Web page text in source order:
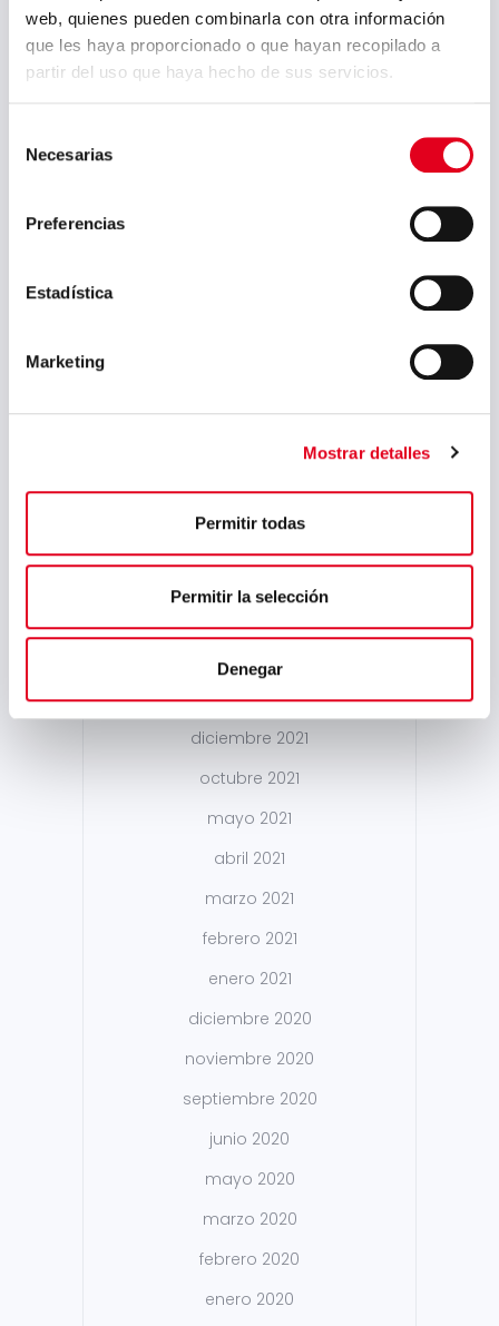
web, quienes pueden combinarla con otra información
que les haya proporcionado o que hayan recopilado a
partir del uso que haya hecho de sus servicios.
Necesarias
Preferencias
Estadística
Marketing
Mostrar detalles
Permitir todas
Permitir la selección
Denegar
marzo 2024
febrero 2024
septiembre 2022
junio 2022
febrero 2022
enero 2022
diciembre 2021
octubre 2021
mayo 2021
abril 2021
marzo 2021
febrero 2021
enero 2021
diciembre 2020
noviembre 2020
septiembre 2020
junio 2020
mayo 2020
marzo 2020
febrero 2020
enero 2020